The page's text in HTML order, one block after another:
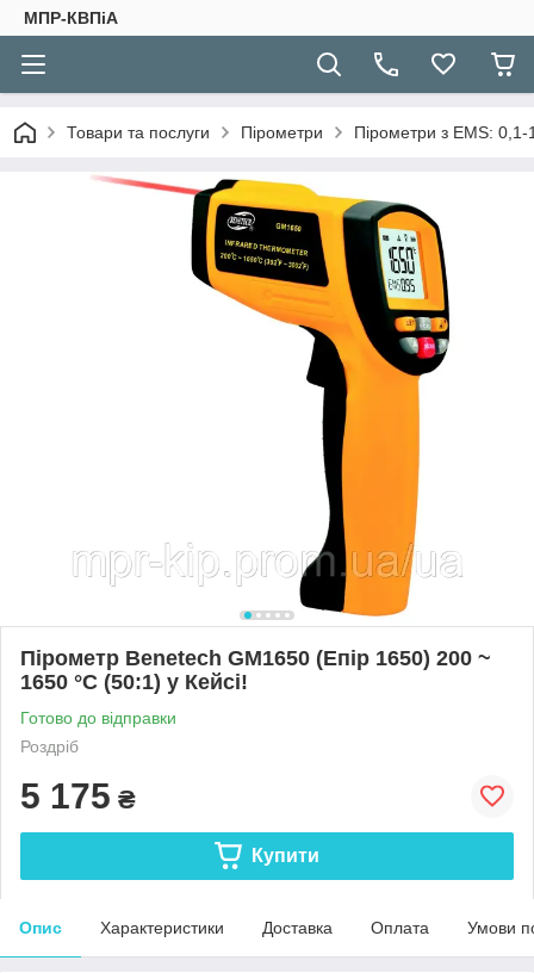
МПР-КВПіА
Товари та послуги Пірометри Пірометри з EMS: 0,1-
Пірометр Benetech GM1650 (Епір 1650) 200 ~
1650 °C (50:1) у Кейсі!
Готово до відправки
Роздріб
5 175 ₴
Купити
Опис Характеристики Доставка Оплата Умови